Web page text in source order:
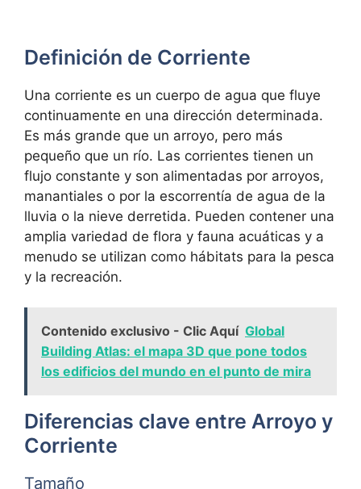
Definición de Corriente
Una corriente es un cuerpo de agua que fluye
continuamente en una dirección determinada.
Es más grande que un arroyo, pero más
pequeño que un río. Las corrientes tienen un
flujo constante y son alimentadas por arroyos,
manantiales o por la escorrentía de agua de la
lluvia o la nieve derretida. Pueden contener una
amplia variedad de flora y fauna acuáticas y a
menudo se utilizan como hábitats para la pesca
y la recreación.
Contenido exclusivo - Clic Aquí Global
Building Atlas: el mapa 3D que pone todos
los edificios del mundo en el punto de mira
Diferencias clave entre Arroyo y
Corriente
Tamaño